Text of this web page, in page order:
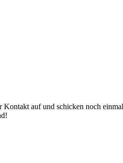
auf und schicken noch